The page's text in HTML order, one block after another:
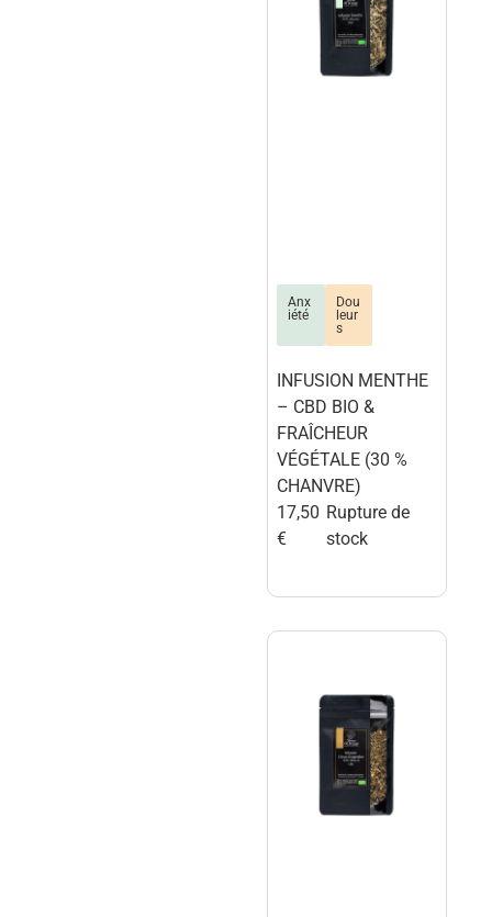
Anx
iété
Dou
leur
s
INFUSION MENTHE
– CBD BIO &
FRAÎCHEUR
VÉGÉTALE (30 %
CHANVRE)
17,50
€
Rupture de
stock